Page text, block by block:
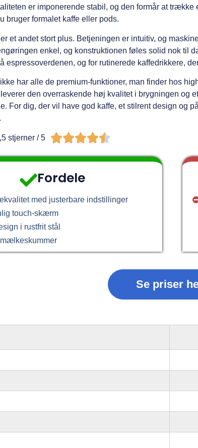
er imponerende stabil, og den formår at
bruger formalet kaffe eller pods.
et andet stort plus. Betjeningen er intuitiv, og
enkel, og konstruktionen føles solid nok til
espressoverdenen, og for rutinerede kaffedrikkere,
har alle de premium-funktioner, man finder hos
den overraskende høj kvalitet i brygningen og
For dig, der vil have god kaffe, et stilrent design og
stjerner / 5 
Fordele
med justerbare indstillinger
touch-skærm
i rustfrit stål
mælkeskummer
Se priser